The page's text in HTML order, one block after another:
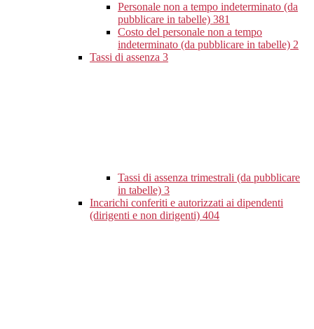
Personale non a tempo indeterminato (da
pubblicare in tabelle) 381
Costo del personale non a tempo
indeterminato (da pubblicare in tabelle) 2
Tassi di assenza 3
Tassi di assenza trimestrali (da pubblicare
in tabelle) 3
Incarichi conferiti e autorizzati ai dipendenti
(dirigenti e non dirigenti) 404